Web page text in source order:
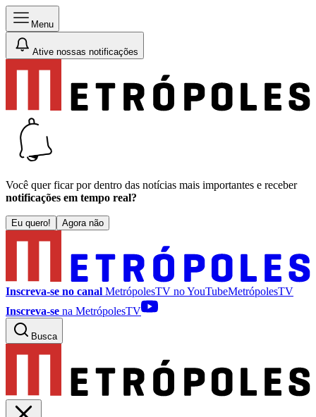
Menu
Ative nossas notificações
Você quer ficar por dentro das notícias mais importantes e receber
notificações em tempo real?
Eu quero! Agora não
Inscreva-se no canal MetrópolesTV noYouTubeMetrópolesTV
Inscreva-se na MetrópolesTV
Busca